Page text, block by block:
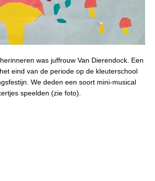
was juffrouw Van Dierendock. Een
eind van de periode op de kleuterschool
We deden een soort mini-musical
speelden (zie foto).